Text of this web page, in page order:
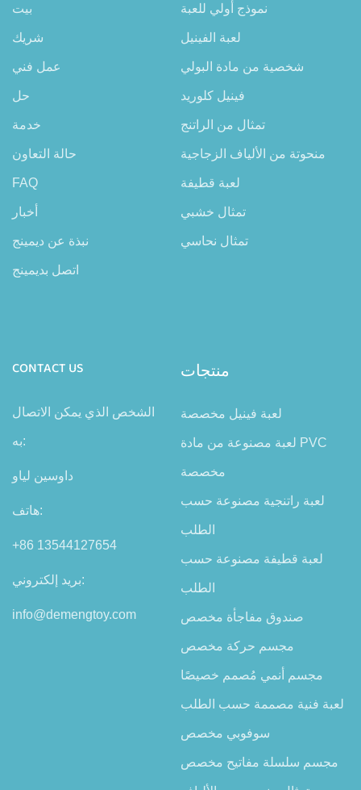
بيت
شريك
عمل فني
حل
خدمة
حالة التعاون
FAQ
أخبار
نبذة عن ديمينج
اتصل بديمينج
نموذج أولي للعبة
لعبة الفينيل
شخصية من مادة البولي
فينيل كلوريد
تمثال من الراتنج
منحوتة من الألياف الزجاجية
لعبة قطيفة
تمثال خشبي
تمثال نحاسي
CONTACT US
الشخص الذي يمكن الاتصال
به:
داوسين لياو
هاتف:
+86 13544127654
بريد إلكتروني:
info@demengtoy.com
منتجات
لعبة فينيل مخصصة
لعبة مصنوعة من مادة PVC
مخصصة
لعبة راتنجية مصنوعة حسب
الطلب
لعبة قطيفة مصنوعة حسب
الطلب
صندوق مفاجأة مخصص
مجسم حركة مخصص
مجسم أنمي مُصمم خصيصًا
لعبة فنية مصممة حسب الطلب
سوفوبي مخصص
مجسم سلسلة مفاتيح مخصص